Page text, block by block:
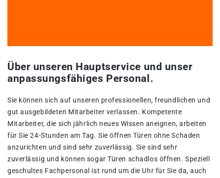
Über unseren Hauptservice und unser
anpassungsfähiges Personal.
Sie können sich auf unseren professionellen, freundlichen und
gut ausgebildeten Mitarbeiter verlassen. Kompetente
Mitarbeiter, die sich jährlich neues Wissen aneignen, arbeiten
für Sie 24-Stunden am Tag. Sie öffnen Türen ohne Schaden
anzurichten und sind sehr zuverlässig. Sie sind sehr
zuverlässig und können sogar Türen schadlos öffnen. Speziell
geschultes Fachpersonal ist rund um die Uhr für Sie da, auch